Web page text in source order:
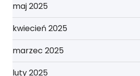
maj 2025
kwiecień 2025
marzec 2025
luty 2025